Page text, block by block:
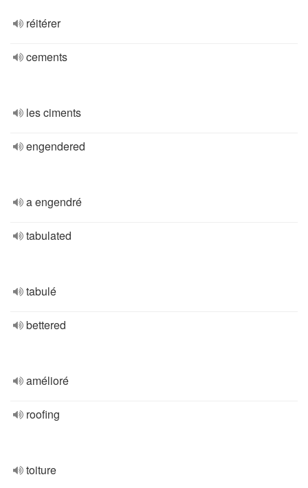
réitérer
cements
les ciments
engendered
a engendré
tabulated
tabulé
bettered
amélioré
roofing
toiture